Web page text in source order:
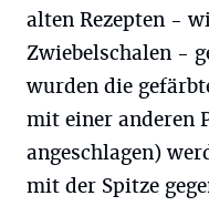
alten Rezepten -
Zwiebelschalen -
wurden die
mit einer anderen
angeschlagen)
mit der Spitze